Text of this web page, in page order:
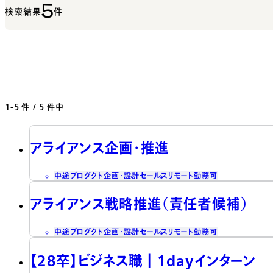
検索結果5件
1-5 件 / 5 件中
アライアンス企画・推進
中途プロダクト企画・設計セールス リモート勤務可
アライアンス戦略推進（責任者候補）
中途プロダクト企画・設計セールス リモート勤務可
【28卒】ビジネス職┃1dayインターン